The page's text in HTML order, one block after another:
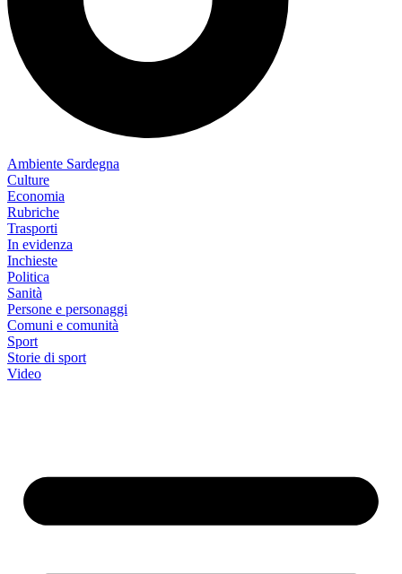
Ambiente Sardegna
Culture
Economia
Rubriche
Trasporti
In evidenza
Inchieste
Politica
Sanità
Persone e personaggi
Comuni e comunità
Sport
Storie di sport
Video